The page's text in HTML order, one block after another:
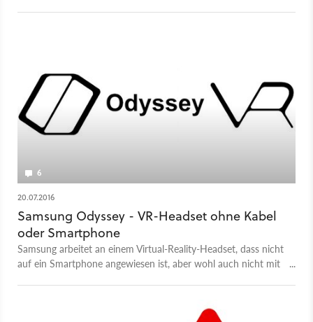
6
20.07.2016
Samsung Odyssey - VR-Headset ohne Kabel
oder Smartphone
Samsung arbeitet an einem Virtual-Reality-Headset, dass nicht
auf ein Smartphone angewiesen ist, aber wohl auch nicht mit